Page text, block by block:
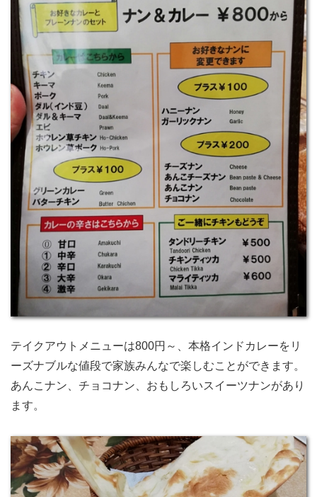
テイクアウトメニューは800円～、本格インドカレーをリ
ーズナブルな値段で家族みんなで楽しむことができます。
あんこナン、チョコナン、おもしろいスイーツナンがあり
ます。